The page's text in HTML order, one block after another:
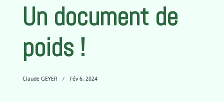
Un document de
poids !
Claude GEYER Fév 6, 2024